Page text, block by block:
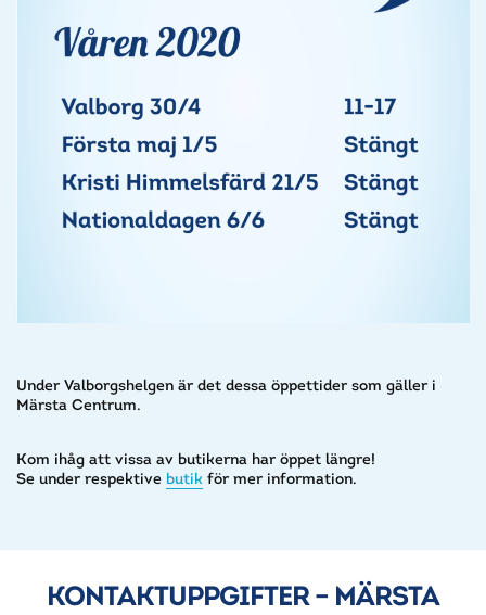
Under Valborgshelgen är det dessa öppettider som gäller i
Märsta Centrum.
Kom ihåg att vissa av butikerna har öppet längre!
Se under respektive butik för mer information.
KONTAKTUPPGIFTER – MÄRSTA